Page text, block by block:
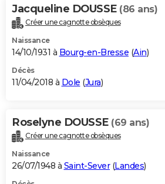
Jacqueline DOUSSE (86 ans)
Créer une cagnotte obsèques
Naissance
14/10/1931 à Bourg-en-Bresse (Ain)
Décès
11/04/2018 à Dole (Jura)
Roselyne DOUSSE (69 ans)
Créer une cagnotte obsèques
Naissance
26/07/1948 à Saint-Sever(Landes)